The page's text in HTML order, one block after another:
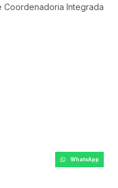
Coordenadoria Integrada
WhatsApp